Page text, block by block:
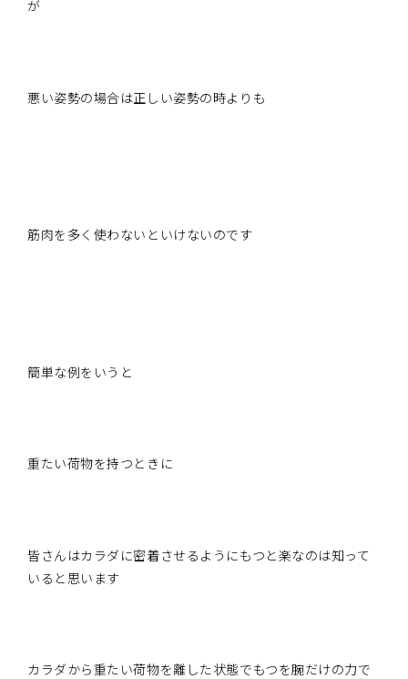
が
悪い姿勢の場合は正しい姿勢の時よりも
筋肉を多く使わないといけないのです
簡単な例をいうと
重たい荷物を持つときに
皆さんはカラダに密着させるようにもつと楽なのは知って
いると思います
カラダから重たい荷物を離した状態でもつを腕だけの力で